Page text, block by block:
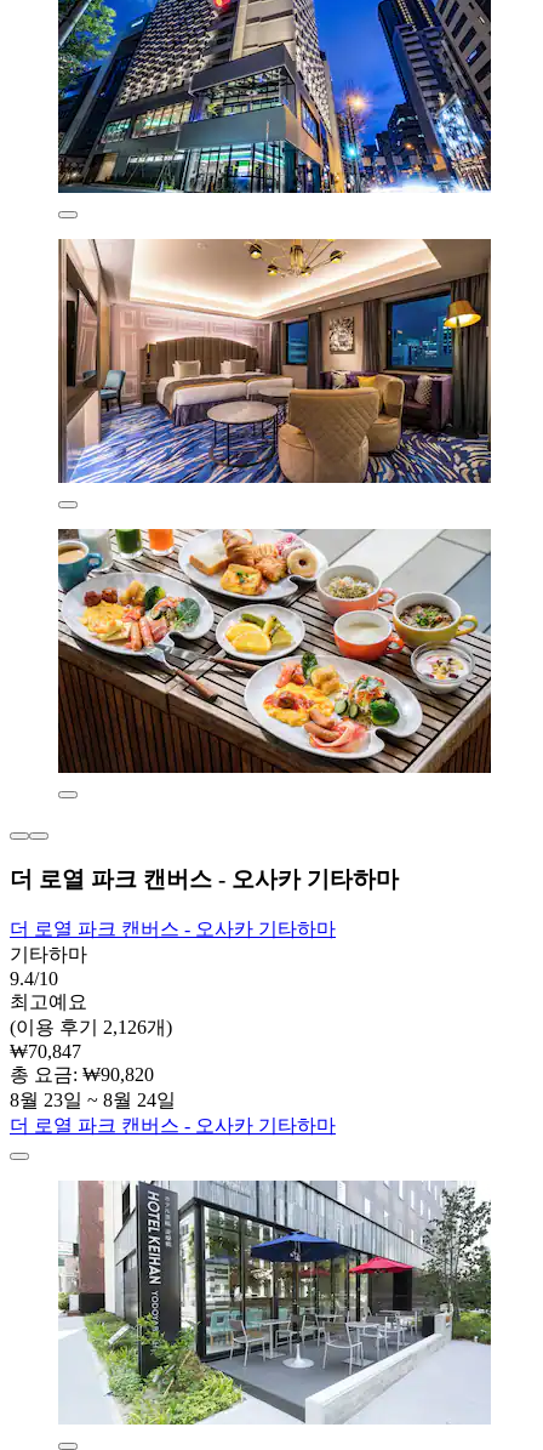
더 로열 파크 캔버스 - 오사카 기타하마
더 로열 파크 캔버스 - 오사카 기타하마
기타하마
9.4/10
최고예요
(이용 후기 2,126개)
₩70,847
총 요금: ₩90,820
8월 23일 ~ 8월 24일
더 로열 파크 캔버스 - 오사카 기타하마